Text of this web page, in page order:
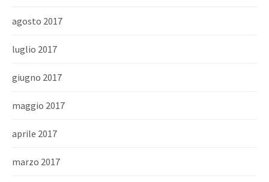
agosto 2017
luglio 2017
giugno 2017
maggio 2017
aprile 2017
marzo 2017